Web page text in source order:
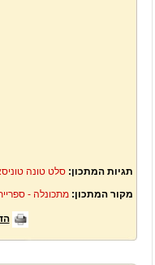
תגיות המתכון:סלט טונה
מקור המתכון:מתכונלה -